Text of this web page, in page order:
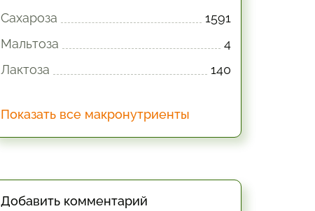
Сахароза
1591
Мальтоза
4
Лактоза
140
Показать все макронутриенты
Добавить комментарий